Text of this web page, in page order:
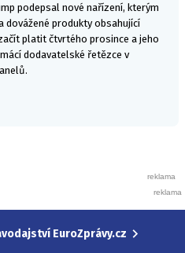
podepsal nové nařízení, kterým
dovážené produkty obsahující
platit čtvrtého prosince a jeho
dodavatelské řetězce v
EuroZprávy.cz